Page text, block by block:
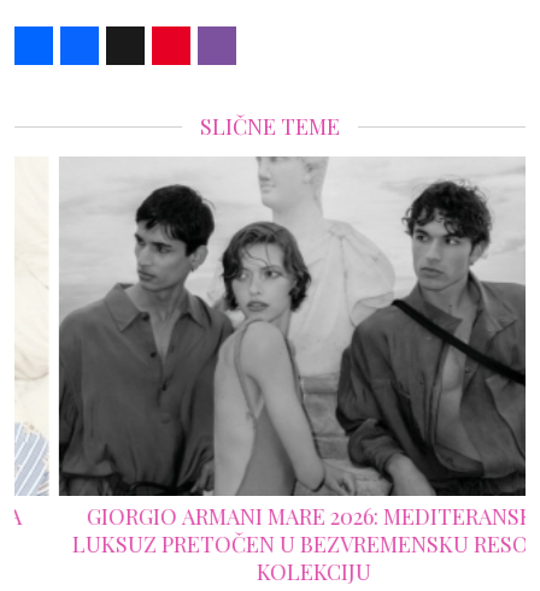
SLIČNE TEME
GIORGIO ARMANI MARE 2026: MEDITERANSKI
LUKSUZ PRETOČEN U BEZVREMENSKU RESORT
KOLEKCIJU